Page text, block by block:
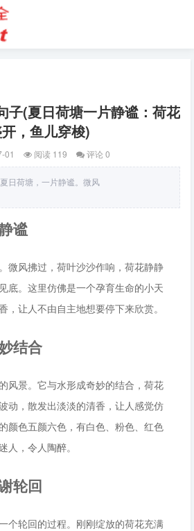
子(夏日荷塘一片静谧：荷花
，鱼儿穿梭)
01 阅读 119 评论 0
日荷塘，一片静谧。微风
谧
微风拂过，荷叶沙沙作响，荷花静静
底。这里仿佛是一个孕育生命的小天
，让人不由自主地想要停下来欣赏。
结合
风景。它与水形成奇妙的结合，荷花
动，散发出淡淡的清香，让人感觉仿
颜色五颜六色，有白色、粉色、红色
人，令人陶醉。
轮回
个轮回的过程。刚刚绽放的荷花充满